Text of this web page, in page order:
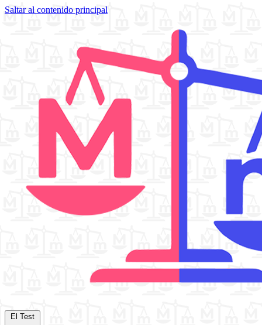
Saltar al contenido principal